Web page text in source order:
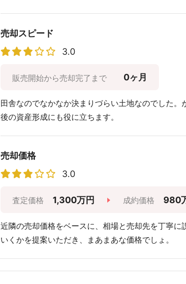
売却スピード
3.0
販売開始から売却完了まで 0ヶ月
田舎なのでなかなか決まりづらい土地なのでした
後の資産形成にも役に立ちます。
売却価格
3.0
査定価格 1,300万円 成約価格 980
近隣の売却価格をベースに、相場と売却先を丁寧
いくかを提案いただき、まあまあな価格でしょ。